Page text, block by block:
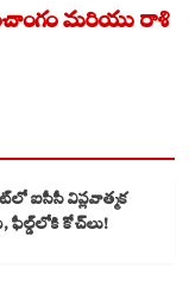
మరియు రాశి
ఐసీసీ విప్లవాత్మక
ఫీల్డ్‌లోకి కోచ్‌లు!